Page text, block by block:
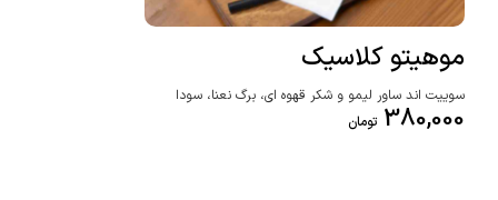
موهیتو کلاسیک
سوییت اند ساور لیمو و شکر قهوه ای، برگ نعنا، سودا
380,000 تومان